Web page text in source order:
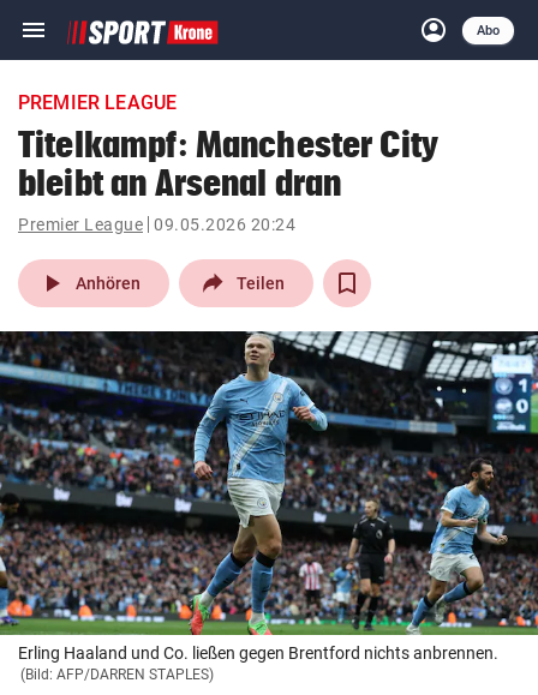
menu Navigation
ein-/ausklappen
account_circle
Anmelden
Abo
close Schließen
account_circle Anmelden
pin_drop
Wien arrow_right
bookmark
search
Suchbegriff
eingeben
© Krone Multimedia GmbH & Co KG 2026
Muthgasse 2, 1190 Wien
PREMIER LEAGUE
Titelkampf: Manchester City
bleibt an Arsenal dran
Premier League 09.05.2026 20:24
play_arrow Anhören Teilen
Erling Haaland und Co. ließen gegen Brentford nichts anbrennen.
(Bild: AFP/DARREN STAPLES)